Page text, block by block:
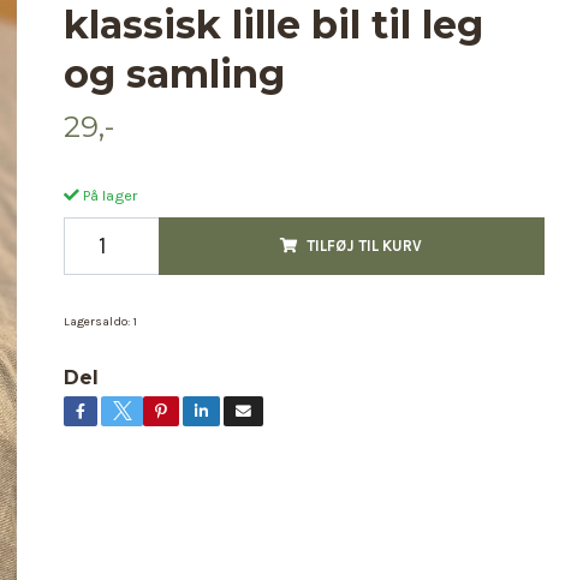
klassisk lille bil til leg
og samling
29,-
På lager
TILFØJ TIL KURV
Lagersaldo: 1
Del